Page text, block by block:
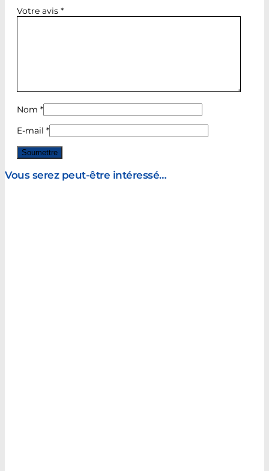
Votre avis *
Nom *
E-mail *
Vous serez peut-être intéressé…